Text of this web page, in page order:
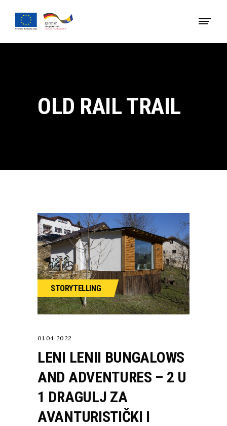
OLD RAIL TRAIL
STORYTELLING
01.04.2022
LENI LENII BUNGALOWS
AND ADVENTURES – 2 U
1 DRAGULJ ZA
AVANTURISTIČKI I